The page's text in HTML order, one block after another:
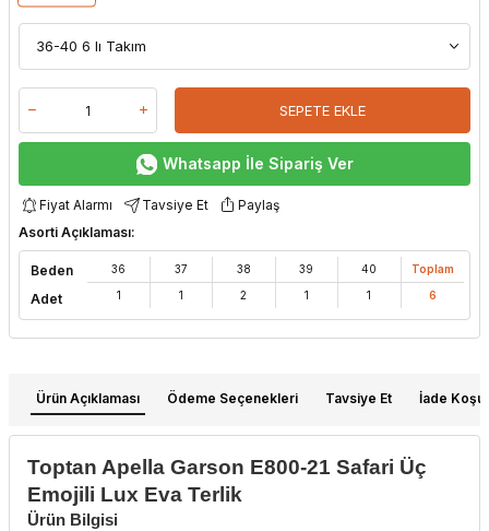
SEPETE EKLE
Whatsapp İle Sipariş Ver
Fiyat Alarmı Tavsiye Et
Paylaş
Asorti Açıklaması:
Beden
Adet
36
1
37
1
38
2
39
1
40
1
Toplam
6
Ürün Açıklaması Ödeme Seçenekleri Tavsiye Et İade
Toptan Apella Garson E800-21 Safari Üç
Emojili Lux Eva Terlik
Ürün Bilgisi